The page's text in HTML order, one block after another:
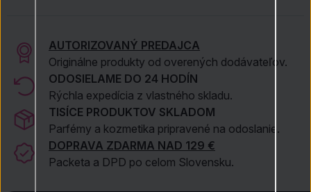
AUTORIZOVANÝ PREDAJCA
Originálne produkty od overených dodávateľov.
ODOSIELAME DO 24 HODÍN
Rýchla expedícia z vlastného skladu.
TISÍCE PRODUKTOV SKLADOM
Parfémy a kozmetika pripravené na odoslanie.
DOPRAVA ZDARMA NAD 129 €
Packeta a DPD po celom Slovensku.